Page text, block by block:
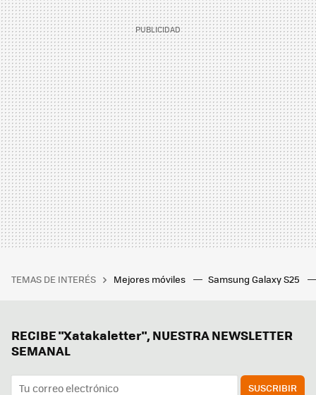
TEMAS DE INTERÉS Mejores móviles Samsung Galaxy S25
RECIBE "Xatakaletter", NUESTRA NEWSLETTER
SEMANAL
SUSCRIBIR